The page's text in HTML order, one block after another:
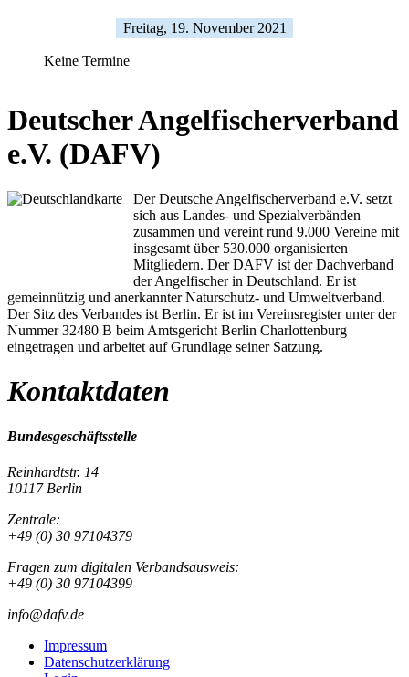
Freitag, 19. November 2021
Keine Termine
Deutscher Angelfischerverband
e.V. (DAFV)
Der Deutsche Angelfischerverband e.V. setzt
sich aus Landes- und Spezialverbänden
zusammen und vereint rund 9.000 Vereine mit
insgesamt über 530.000 organisierten
Mitgliedern. Der DAFV ist der Dachverband
der Angelfischer in Deutschland. Er ist
gemeinnützig und anerkannter Naturschutz- und Umweltverband.
Der Sitz des Verbandes ist Berlin. Er ist im Vereinsregister unter der
Nummer 32480 B beim Amtsgericht Berlin Charlottenburg
eingetragen und arbeitet auf Grundlage seiner Satzung.
Kontaktdaten
Bundesgeschäftsstelle
Reinhardtstr. 14
10117 Berlin
Zentrale:
+49 (0) 30 97104379
Fragen zum digitalen Verbandsausweis:
+49 (0) 30 97104399
info@dafv.de
Impressum
Datenschutzerklärung